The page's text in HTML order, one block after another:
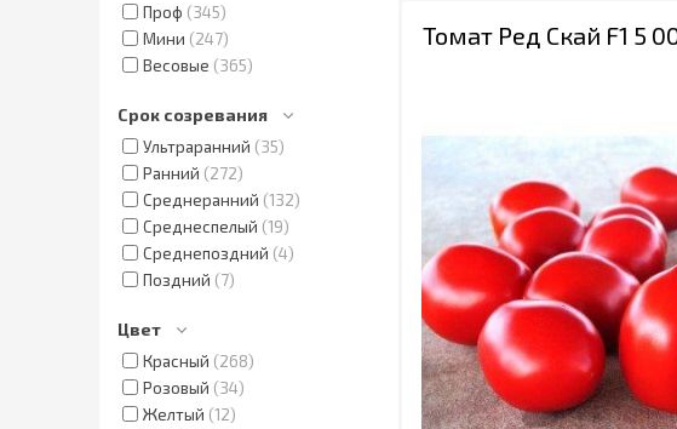
Проф
345
Мини
247
Весовые
365
Срок созревания
Ультраранний
35
Ранний
272
Среднеранний 132
Среднеспелый 19
Среднепоздний 4
Поздний
7
Цвет
Красный
268
Розовый
34
Желтый 12
Томат Ред Скай F1 5